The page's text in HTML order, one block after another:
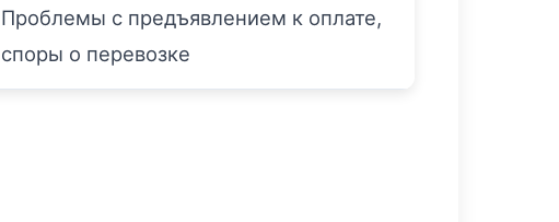
Проблемы с предъявлением к оплате,
споры о перевозке